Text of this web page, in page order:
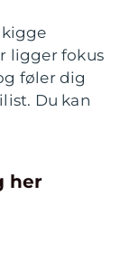
kigge
ligger fokus
føler dig
Du kan
her